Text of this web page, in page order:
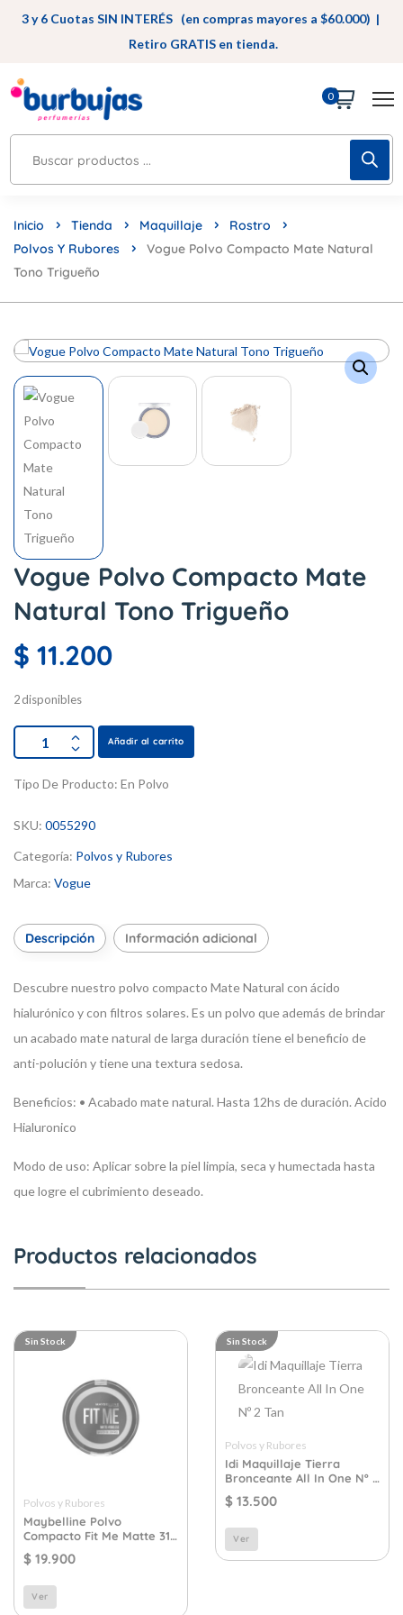
3 y 6 Cuotas SIN INTERÉS (en compras mayores a $60.000) |
Retiro GRATIS en tienda.
0
Inicio Tienda Maquillaje
Rostro
Polvos Y Rubores
Vogue Polvo Compacto Mate Natural
Tono Trigueño
Vogue Polvo Compacto Mate
Natural Tono Trigueño
$ 11.200
2 disponibles
Añadir al carrito
Tipo De Producto: En Polvo
SKU: 0055290
Categoría: Polvos y Rubores
Marca: Vogue
Descripción Información adicional
Descubre nuestro polvo compacto Mate Natural con ácido
hialurónico y con filtros solares. Es un polvo que además de brindar
un acabado mate natural de larga duración tiene el beneficio de
anti-polución y tiene una textura sedosa.
Beneficios: • Acabado mate natural. Hasta 12hs de duración. Acido
Hialuronico
Modo de uso: Aplicar sobre la piel limpia, seca y humectada hasta
que logre el cubrimiento deseado.
Productos relacionados
Sin Stock
Polvos y Rubores
Maybelline Polvo
Compacto Fit Me Matte 310
Sun Beige
$ 19.900
Ver
Sin Stock
Polvos y Rubores
Idi Maquillaje Tierra
Bronceante All In One Nº 2
Tan
$ 13.500
Ver